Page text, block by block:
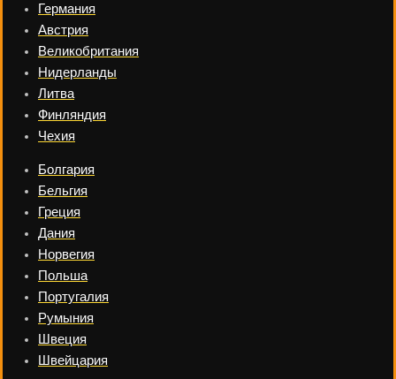
Германия
Австрия
Великобритания
Нидерланды
Литва
Финляндия
Чехия
Болгария
Бельгия
Греция
Дания
Норвегия
Польша
Португалия
Румыния
Швеция
Швейцария